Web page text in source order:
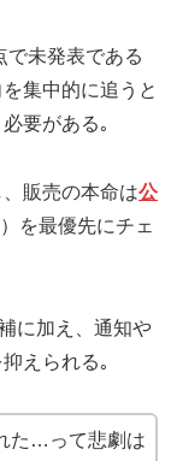
で未発表である
集中的に追うと
要がある｡
販売の本命は公
を最優先にチェ
に加え、通知や
えられる｡
た…って悲劇は